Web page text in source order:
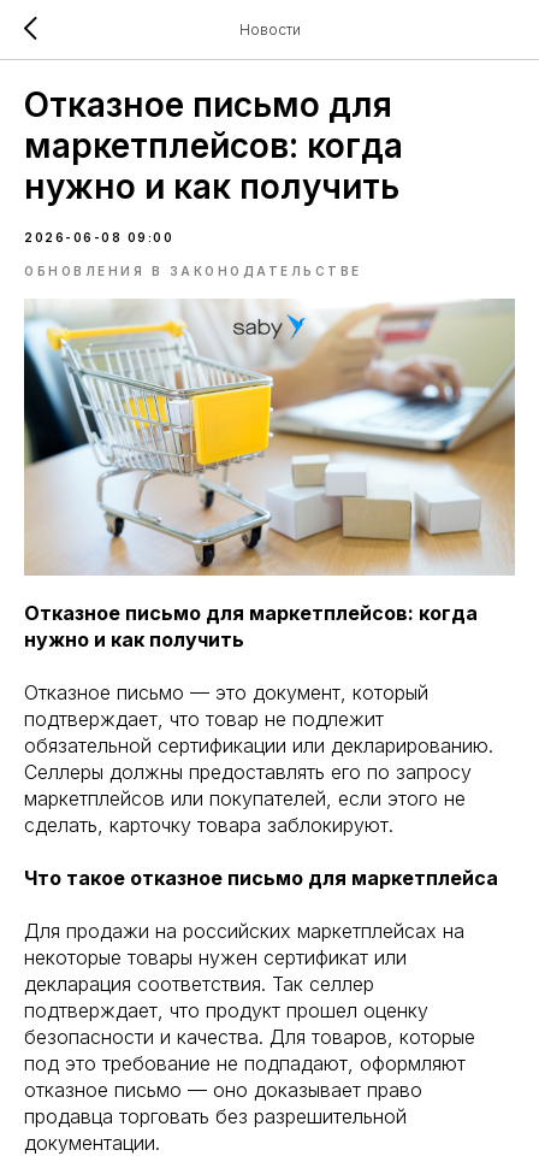
Новости
Отказное письмо для
маркетплейсов: когда
нужно и как получить
2026-06-08 09:00
ОБНОВЛЕНИЯ В ЗАКОНОДАТЕЛЬСТВЕ
Отказное письмо для маркетплейсов: когда
нужно и как получить
Отказное письмо — это документ, который
подтверждает, что товар не подлежит
обязательной сертификации или декларированию.
Селлеры должны предоставлять его по запросу
маркетплейсов или покупателей, если этого не
сделать, карточку товара заблокируют.
Что такое отказное письмо для маркетплейса
Для продажи на российских маркетплейсах на
некоторые товары нужен сертификат или
декларация соответствия. Так селлер
подтверждает, что продукт прошел оценку
безопасности и качества. Для товаров, которые
под это требование не подпадают, оформляют
отказное письмо — оно доказывает право
продавца торговать без разрешительной
документации.